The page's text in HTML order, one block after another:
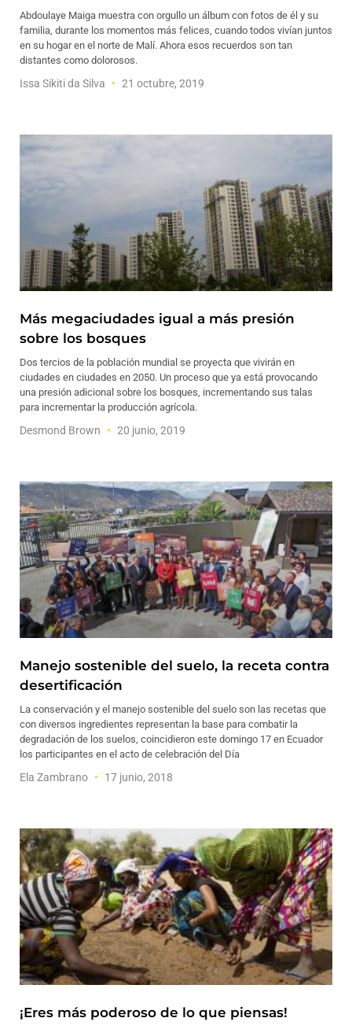
Abdoulaye Maiga muestra con orgullo un álbum con fotos de él y su
familia, durante los momentos más felices, cuando todos vivían juntos
en su hogar en el norte de Malí. Ahora esos recuerdos son tan
distantes como dolorosos.
Issa Sikiti da Silva 21 octubre, 2019
Más megaciudades igual a más presión
sobre los bosques
Dos tercios de la población mundial se proyecta que vivirán en
ciudades en ciudades en 2050. Un proceso que ya está provocando
una presión adicional sobre los bosques, incrementando sus talas
para incrementar la producción agrícola.
Desmond Brown 20 junio, 2019
Manejo sostenible del suelo, la receta contra
desertificación
La conservación y el manejo sostenible del suelo son las recetas que
con diversos ingredientes representan la base para combatir la
degradación de los suelos, coincidieron este domingo 17 en Ecuador
los participantes en el acto de celebración del Día
Ela Zambrano 17 junio, 2018
¡Eres más poderoso de lo que piensas!